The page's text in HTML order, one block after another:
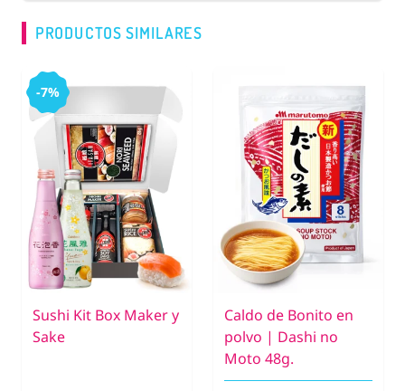
PRODUCTOS SIMILARES
-7%
Sushi Kit Box Maker y
Sake
Caldo de Bonito en
polvo | Dashi no
Moto 48g.